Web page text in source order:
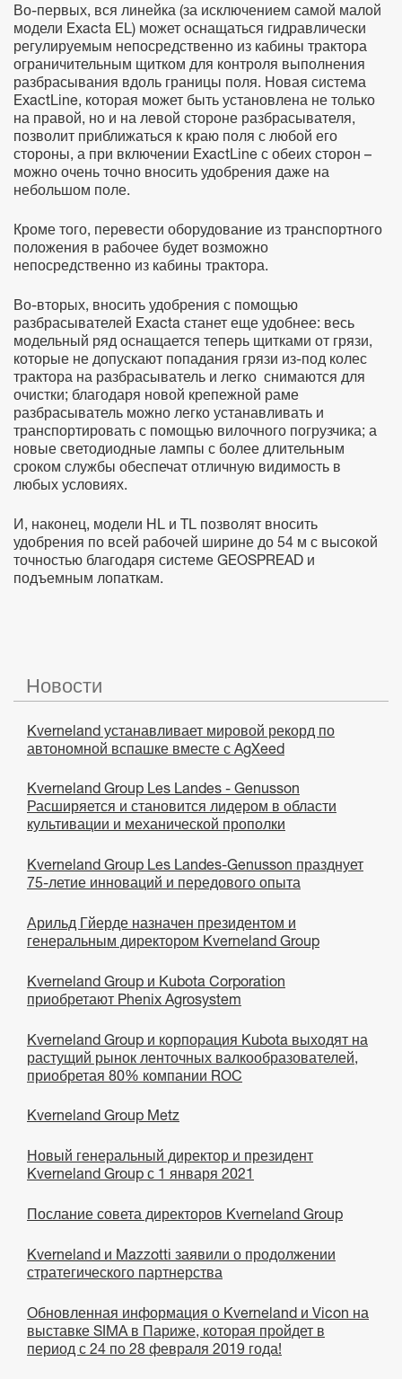
Во-первых, вся линейка (за исключением самой малой
модели Exacta EL) может оснащаться гидравлически
регулируемым непосредственно из кабины трактора
ограничительным щитком для контроля выполнения
разбрасывания вдоль границы поля. Новая система
ExactLine, которая может быть установлена не только
на правой, но и на левой стороне разбрасывателя,
позволит приближаться к краю поля с любой его
стороны, а при включении ExactLine с обеих сторон –
можно очень точно вносить удобрения даже на
небольшом поле.
Кроме того, перевести оборудование из транспортного
положения в рабочее будет возможно
непосредственно из кабины трактора.
Во-вторых, вносить удобрения с помощью
разбрасывателей Exacta станет еще удобнее: весь
модельный ряд оснащается теперь щитками от грязи,
которые не допускают попадания грязи из-под колес
трактора на разбрасыватель и легко снимаются для
очистки; благодаря новой крепежной раме
разбрасыватель можно легко устанавливать и
транспортировать с помощью вилочного погрузчика; а
новые светодиодные лампы с более длительным
сроком службы обеспечат отличную видимость в
любых условиях.
И, наконец, модели HL и TL позволят вносить
удобрения по всей рабочей ширине до 54 м с высокой
точностью благодаря системе GEOSPREAD и
подъемным лопаткам.
Новости
Kverneland устанавливает мировой рекорд по
автономной вспашке вместе с AgXeed
Kverneland Group Les Landes - Genusson
Расширяется и становится лидером в области
культивации и механической прополки
Kverneland Group Les Landes-Genusson празднует
75-летие инноваций и передового опыта
Арильд Гйерде назначен президентом и
генеральным директором Kverneland Group
Kverneland Group и Kubota Corporation
приобретают Phenix Agrosystem
Kverneland Group и корпорация Kubota выходят на
растущий рынок ленточных валкообразователей,
приобретая 80% компании ROC
Kverneland Group Metz
Новый генеральный директор и президент
Kverneland Group с 1 января 2021
Послание совета директоров Kverneland Group
Kverneland и Mazzotti заявили о продолжении
стратегического партнерства
Обновленная информация о Kverneland и Vicon на
выставке SIMA в Париже, которая пройдет в
период с 24 по 28 февраля 2019 года!